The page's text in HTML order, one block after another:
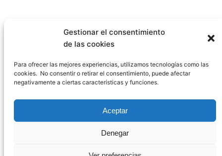
Gestionar el consentimiento
de las cookies
Para ofrecer las mejores experiencias, utilizamos tecnologías como las
cookies. No consentir o retirar el consentimiento, puede afectar
negativamente a ciertas características y funciones.
Aceptar
Denegar
Pago seguro a través de Amazon